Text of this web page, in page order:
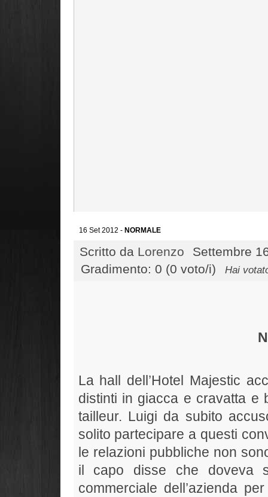
16 Set 2012 - NORMALE
Scritto da Lorenzo
Settembre
Gradimento: 0 (0 voto/i)
Hai
La hall dell’Hotel Majestic
distinti in giacca e cravatta e
tailleur. Luigi da subito
solito partecipare a questi
le relazioni pubbliche non
il capo disse che doveva
commerciale dell’azienda